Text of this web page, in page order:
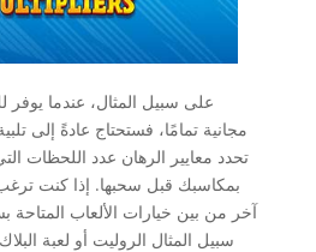
على سبيل المثال، عندما
مجانية تمامًا، فستحتاج عادةً إلى
بمكاسبك قبل سحبها. إذا كنت
آخر من بين خيارات الألعاب المتاحة
سبيل المثال الروليت أو لعبة